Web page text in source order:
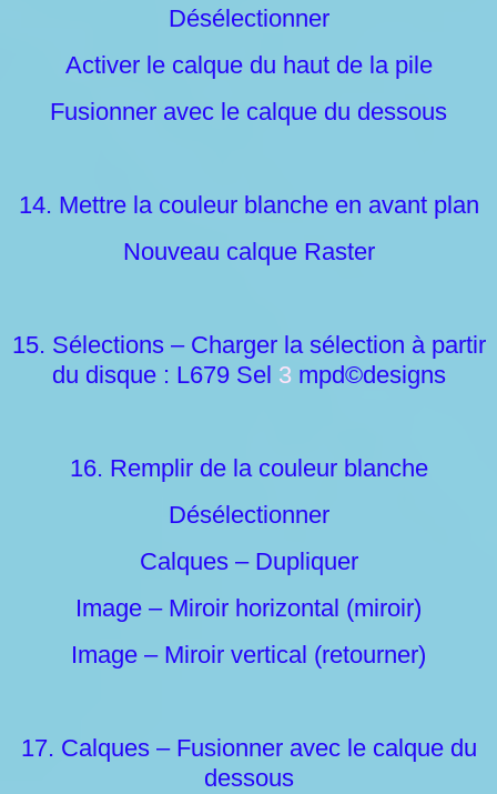
Désélectionner
Activer le calque du haut de la pile
Fusionner avec le calque du dessous
14. Mettre la couleur blanche en avant plan
Nouveau calque Raster
15. Sélections – Charger la sélection à partir
du disque : L679 Sel 3mpd©designs
16. Remplir de la couleur blanche
Désélectionner
Calques – Dupliquer
Image – Miroir horizontal (miroir)
Image – Miroir vertical (retourner)
17. Calques – Fusionner avec le calque du
dessous